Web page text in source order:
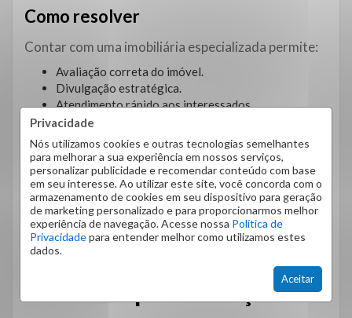
Privacidade
Nós utilizamos cookies e outras tecnologias semelhantes
para melhorar a sua experiência em nossos serviços,
personalizar publicidade e recomendar conteúdo com base
em seu interesse. Ao utilizar este site, você concorda com o
armazenamento de cookies em seu dispositivo para geração
de marketing personalizado e para proporcionarmos melhor
experiência de navegação. Acesse nossa Política de
Privacidadepara entender melhor como utilizamos estes
dados.
Aceitar
Como resolver
Contar com uma imobiliária especializada permite:
Avaliação correta do imóvel.
Divulgação estratégica.
Atendimento rápido aos interessados.
Gestão das visitas.
Negociação profissional.
Seleção criteriosa dos locatários.
Esse acompanhamento aumenta significativamente
as chances de locação em menos tempo.
Ramos e Olaria
continuam sendo regiões
atrativas para locação